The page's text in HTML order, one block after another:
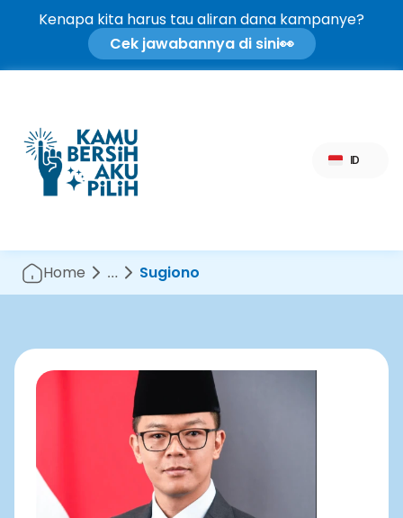
Kenapa kita harus tau aliran dana kampanye?
Cek jawabannya di sini👀
ID
Home … Sugiono